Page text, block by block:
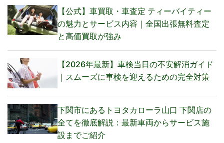
【公式】車買取・車査定 ティーバイティー
の魅力とサービス内容｜全国出張無料査定
と高価買取が強み
【2026年最新】車検当日の不安解消ガイド
｜スムーズに車検を迎えるための完全対策
下関市にあるトヨタカローラ山口 下関店の
全てを徹底解説：最新車両からサービス施
設までご紹介